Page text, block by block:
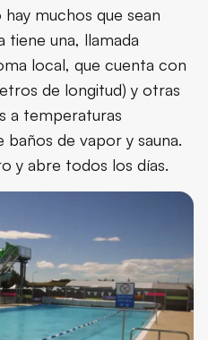
muchos que sean
tiene una, llamada
local, que cuenta con
de longitud) y otras
a temperaturas
de vapor y sauna.
y abre todos los días.